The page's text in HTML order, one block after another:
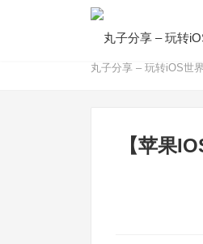
丸子分享 – 玩转iOS世界
【苹果